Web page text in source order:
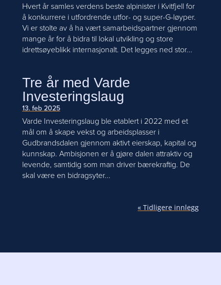
Hvert år samles verdens beste alpinister i Kvitfjell for
å konkurrere i utfordrende utfor- og super-G-løyper.
Vi er stolte av å ha vært samarbeidspartner gjennom
mange år for å bidra til lokal utvikling og store
idrettsøyeblikk internasjonalt. Det legges ned stor...
Tre år med Varde
Investeringslaug
13. feb 2025
Varde Investeringslaug ble etablert i 2022 med et
mål om å skape vekst og arbeidsplasser i
Gudbrandsdalen gjennom aktivt eierskap, kapital og
kunnskap. Ambisjonen er å gjøre dalen attraktiv og
levende, samtidig som man driver bærekraftig. De
skal være en bidragsyter...
« Tidligere innlegg